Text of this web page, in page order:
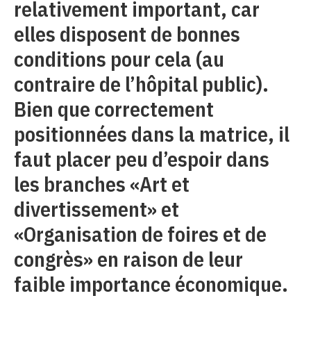
relativement important, car
elles disposent de bonnes
conditions pour cela (au
contraire de l’hôpital public).
Bien que correctement
positionnées dans la matrice, il
faut placer peu d’espoir dans
les branches «Art et
divertissement» et
«Organisation de foires et de
congrès» en raison de leur
faible importance économique.